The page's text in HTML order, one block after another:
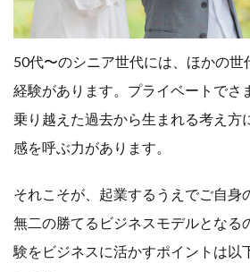
50代〜のシニア世代には、ほかの世
経験があります。プライベートでさ
乗り越えた過去から生まれる考え方
感を呼ぶ力があります。
それこそが、起業するうえでご自身
無二の勝てるビジネスモデルとなる
験をビジネスに活かすポイントは以